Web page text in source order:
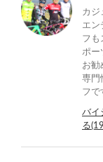
カ
エン
フも
ポー
お勧
専門
フで
バイ
る